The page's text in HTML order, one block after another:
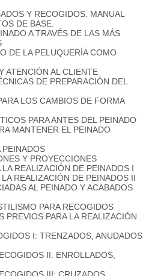
Y RECOGIDOS. MANUAL
DE BASE.
A TRAVÉS DE LAS MÁS
DE LA PELUQUERÍA COMO
ATENCIÓN AL CLIENTE
DE PREPARACIÓN DEL
LOS CAMBIOS DE FORMA
PARA ANTES DEL PEINADO
MANTENER EL PEINADO
PEINADOS
Y PROYECCIONES
REALIZACIÓN DE PEINADOS I
REALIZACIÓN DE PEINADOS II
AL PEINADO Y ACABADOS
PARA RECOGIDOS
PREVIOS PARA LA REALIZACIÓN
I: TRENZADOS, ANUDADOS
II: ENROLLADOS,